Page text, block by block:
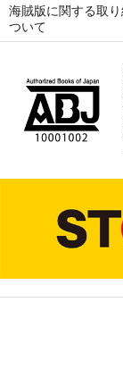
海賊版に関する取り
ついて